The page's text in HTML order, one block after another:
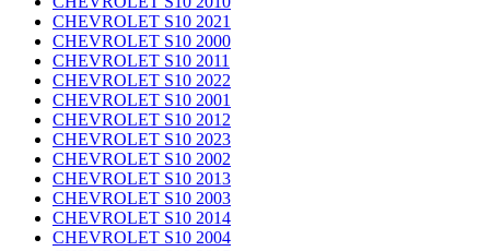
CHEVROLET S10 2021
CHEVROLET S10 2000
CHEVROLET S10 2011
CHEVROLET S10 2022
CHEVROLET S10 2001
CHEVROLET S10 2012
CHEVROLET S10 2023
CHEVROLET S10 2002
CHEVROLET S10 2013
CHEVROLET S10 2003
CHEVROLET S10 2014
CHEVROLET S10 2004